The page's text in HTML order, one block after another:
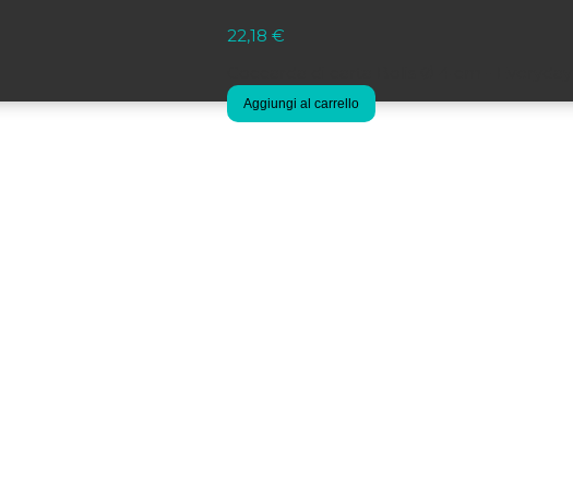
22,18 €
Aggiungi al carrello